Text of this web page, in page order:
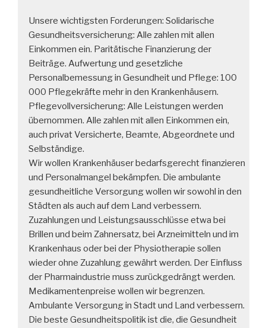
Unsere wichtigsten Forderungen: Solidarische
Gesundheitsversicherung: Alle zahlen mit allen
Einkommen ein. Paritätische Finanzierung der
Beiträge. Aufwertung und gesetzliche
Personalbemessung in Gesundheit und Pflege: 100
000 Pflegekräfte mehr in den Krankenhäusern.
Pflegevollversicherung: Alle Leistungen werden
übernommen. Alle zahlen mit allen Einkommen ein,
auch privat Versicherte, Beamte, Abgeordnete und
Selbständige.
Wir wollen Krankenhäuser bedarfsgerecht finanzieren
und Personalmangel bekämpfen. Die ambulante
gesundheitliche Versorgung wollen wir sowohl in den
Städten als auch auf dem Land verbessern.
Zuzahlungen und Leistungsausschlüsse etwa bei
Brillen und beim Zahnersatz, bei Arzneimitteln und im
Krankenhaus oder bei der Physiotherapie sollen
wieder ohne Zuzahlung gewährt werden. Der Einfluss
der Pharmaindustrie muss zurückgedrängt werden.
Medikamentenpreise wollen wir begrenzen.
Ambulante Versorgung in Stadt und Land verbessern.
Die beste Gesundheitspolitik ist die, die Gesundheit